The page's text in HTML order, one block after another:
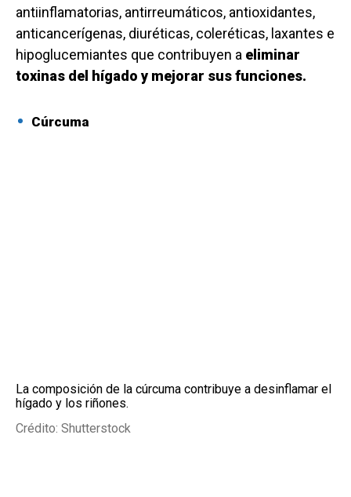
antiinflamatorias, antirreumáticos, antioxidantes,
anticancerígenas, diuréticas, coleréticas, laxantes e
hipoglucemiantes que contribuyen a eliminar
toxinas del hígado y mejorar sus funciones.
Cúrcuma
La composición de la cúrcuma contribuye a desinflamar el
hígado y los riñones.
Crédito: Shutterstock